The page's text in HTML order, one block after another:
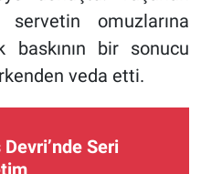
omuzlarına
baskının bir sonucu
veda etti.
Devri’nde Seri